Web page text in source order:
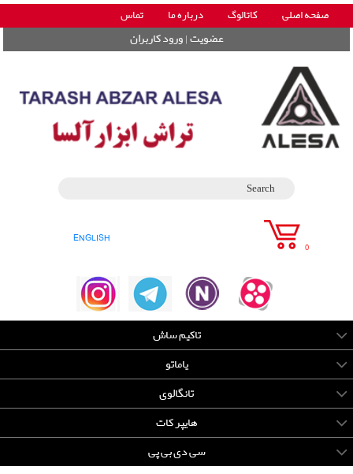
صفحه اصلی کاتالوگ درباره ما تماس
عضویت|ورود کاربران
ENGLISH 0
تاکیم ساش
یاماتو
تانگالوی
هایپر کات
سی دی بی پی